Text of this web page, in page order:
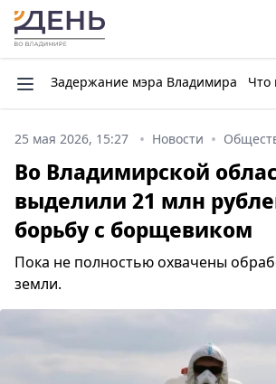
Задержание мэра Владимира Что
25 мая 2026, 15:27 Новости
Во Владимирской
выделили 21 млн
борьбу с борщевиком
Пока не полностью охвачены
земли.